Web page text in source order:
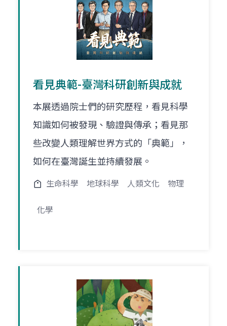
看見典範-臺灣科研創新與成就
本展透過院士們的研究歷程，看見科學
知識如何被發現、驗證與傳承；看見那
些改變人類理解世界方式的「典範」，
如何在臺灣誕生並持續發展。
生命科學 地球科學 人類文化 物理
化學